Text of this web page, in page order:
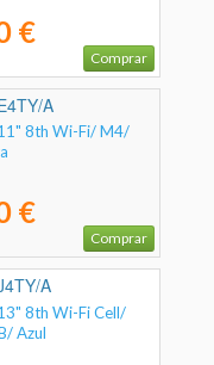
€
Comprar
A
8th Wi-Fi/ M4/
€
Comprar
A
8th Wi-Fi Cell/
Azul